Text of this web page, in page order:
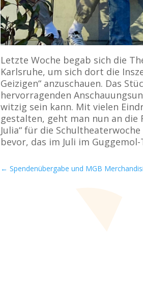
Letzte Woche begab sich die
Karlsruhe, um sich dort die
Geizigen“ anzuschauen. Das
hervorragenden
witzig sein kann. Mit vielen
gestalten, geht man nun an die
Julia“ für die
bevor, das im Juli im
← Spendenübergabe und MGB